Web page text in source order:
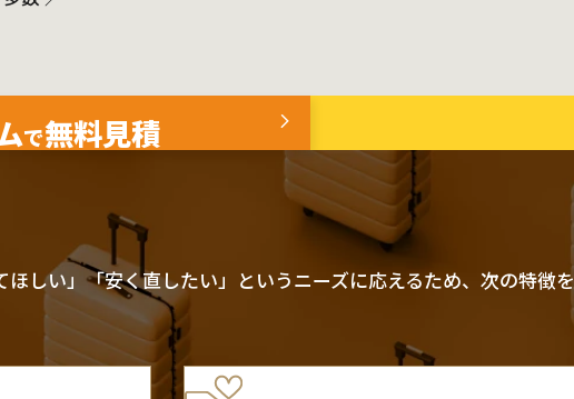
で無料見積
しい」「安く直したい」というニーズに応えるため、次の特徴を